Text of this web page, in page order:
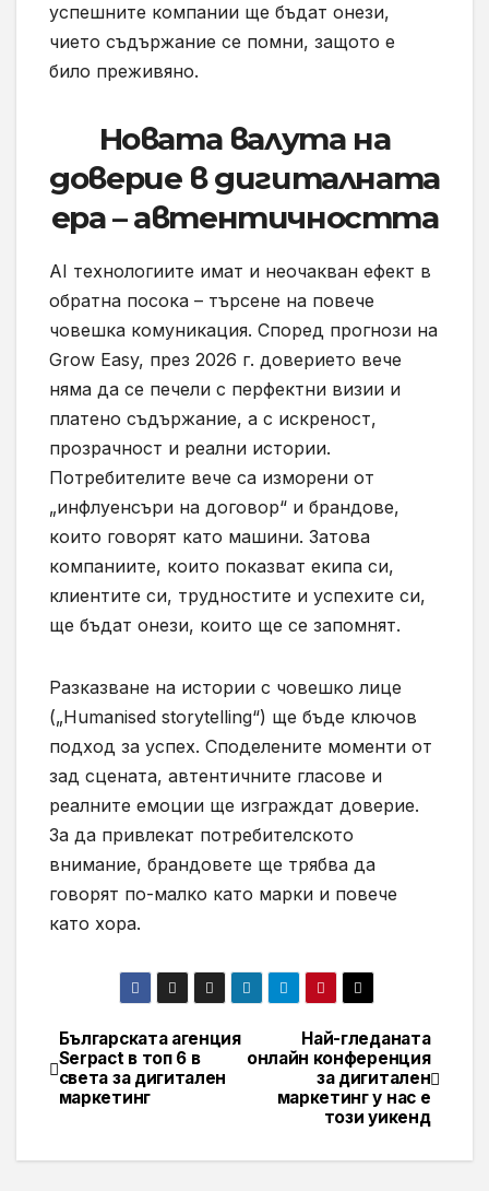
успешните компании ще бъдат онези,
чието съдържание се помни, защото е
било преживяно.
Новата валута на
доверие в дигиталната
ера – автентичността
AI технологиите имат и неочакван ефект в
обратна посока – търсене на повече
човешка комуникация. Според прогнози на
Grow Easy, през 2026 г. доверието вече
няма да се печели с перфектни визии и
платено съдържание, а с искреност,
прозрачност и реални истории.
Потребителите вече са изморени от
„инфлуенсъри на договор“ и брандове,
които говорят като машини. Затова
компаниите, които показват екипа си,
клиентите си, трудностите и успехите си,
ще бъдат онези, които ще се запомнят.
Разказване на истории с човешко лице
(„Humanised storytelling“) ще бъде ключов
подход за успех. Споделените моменти от
зад сцената, автентичните гласове и
реалните емоции ще изграждат доверие.
За да привлекат потребителското
внимание, брандовете ще трябва да
говорят по-малко като марки и повече
като хора.
Навигация
Най-гледаната
онлайн конференция
за дигитален
маркетинг у нас е
този уикенд
Българската агенция
Serpact в топ 6 в
света за дигитален
маркетинг